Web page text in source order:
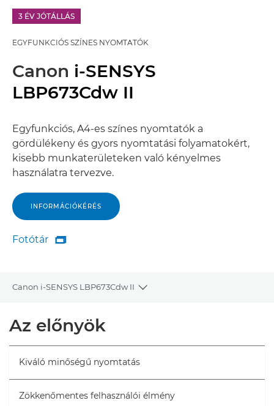
3 ÉV JÓTÁLLÁS
EGYFUNKCIÓS SZÍNES NYOMTATÓK
Canon i-SENSYS
LBP673Cdw II
Egyfunkciós, A4-es színes nyomtatók a
gördülékeny és gyors nyomtatási folyamatokért,
kisebb munkaterületeken való kényelmes
használatra tervezve.
INFORMÁCIÓKÉRÉS
Fotótár
Fotótár

Canon i-SENSYS LBP673Cdw II
Toggle breadcrumbs
Áttekintés
Műszaki adatok
Támogatás
Az előnyök
Kiváló minőségű nyomtatás
Zökkenőmentes felhasználói élmény